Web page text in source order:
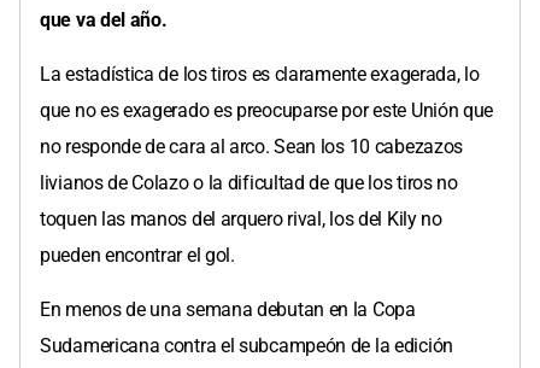
que va del año.
La estadística de los tiros es claramente exagerada, lo
que no es exagerado es preocuparse por este Unión que
no responde de cara al arco. Sean los 10 cabezazos
livianos de Colazo o la dificultad de que los tiros no
toquen las manos del arquero rival, los del Kily no
pueden encontrar el gol.
En menos de una semana debutan en la Copa
Sudamericana contra el subcampeón de la edición